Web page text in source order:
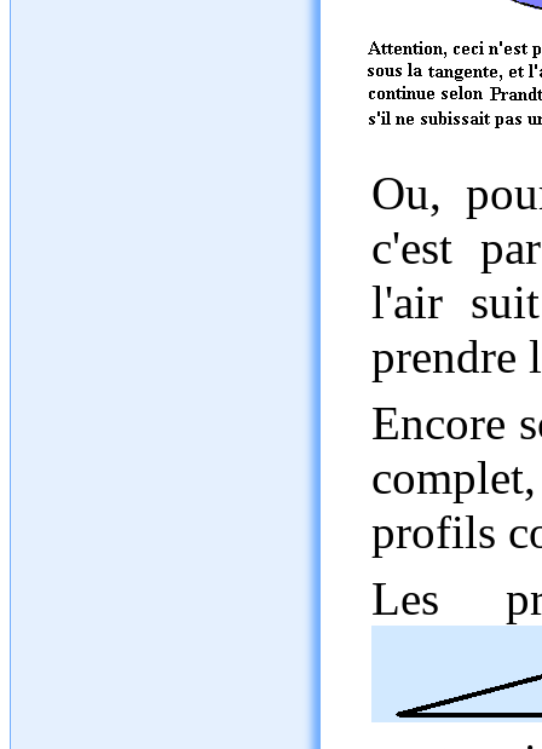
Ou,
c'est
l'air
prendre
Encore
profils
Les